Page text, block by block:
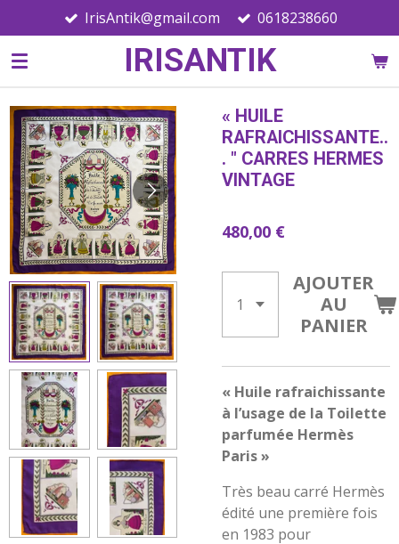
au
contenu
IRISANTIK
IrisAntik@gmail.com 0618238660
« HUILE
RAFRAICHISSANTE..
. " CARRES HERMES
VINTAGE
480,00 €
AJOUTER
AU
PANIER
« Huile rafraichissante
à l’usage de la Toilette
parfumée Hermès
Paris »
Très beau carré Hermès
édité une première fois
en 1983 pour